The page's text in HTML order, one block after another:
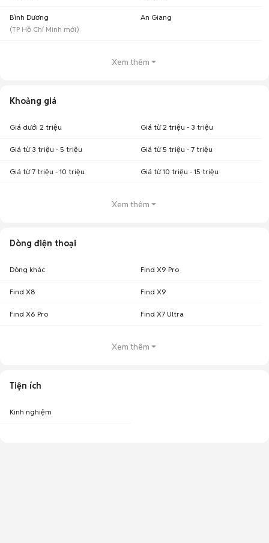
Bình Dương
(TP Hồ Chí Minh mới)
An Giang
Xem thêm
Khoảng giá
Giá dưới 2 triệu Giá từ 2 triệu - 3 triệu
Giá từ 3 triệu - 5 triệu Giá từ 5 triệu - 7 triệu
Giá từ 7 triệu - 10 triệu Giá từ 10 triệu - 15 triệu
Xem thêm
Dòng điện thoại
Dòng khác Find X9 Pro
Find X8 Find X9
Find X6 Pro Find X7 Ultra
Xem thêm
Tiện ích
Kinh nghiệm